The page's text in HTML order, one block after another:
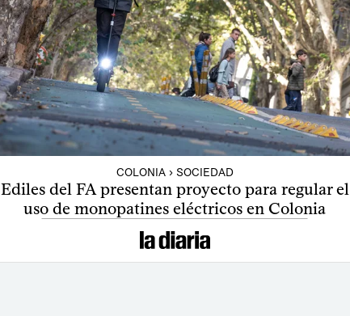
COLONIA › SOCIEDAD
Ediles del FA presentan proyecto para regular el
uso de monopatines eléctricos en Colonia